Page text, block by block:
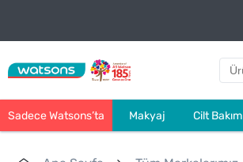
Sadece Watsons’ta Makyaj Cilt Bakım